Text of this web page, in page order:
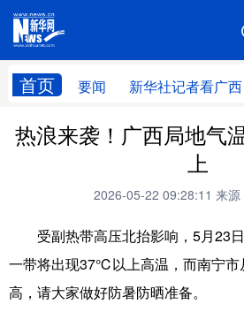
首页 要闻 新华社记者看广西
网站地图
广西频道
新华网导航
热浪来袭！广西局地气
上
2026-05-22 09:28:11 来源
受副热带高压北抬影响，5月23日
一带将出现37℃以上高温，而南宁市
高，请大家做好防暑防晒准备。